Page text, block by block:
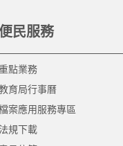
民服務
點業務
育局行事曆
案應用服務專區
法規下載